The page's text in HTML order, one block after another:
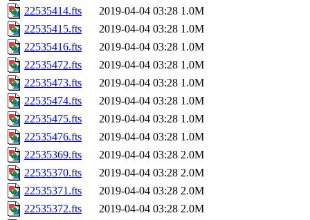
22535414.fts
2019-04-04 03:28 1.0M
22535415.fts
2019-04-04 03:28 1.0M
22535416.fts
2019-04-04 03:28 1.0M
22535472.fts
2019-04-04 03:28 1.0M
22535473.fts
2019-04-04 03:28 1.0M
22535474.fts
2019-04-04 03:28 1.0M
22535475.fts
2019-04-04 03:28 1.0M
22535476.fts
2019-04-04 03:28 1.0M
22535369.fts
2019-04-04 03:28 2.0M
22535370.fts
2019-04-04 03:28 2.0M
22535371.fts
2019-04-04 03:28 2.0M
22535372.fts
2019-04-04 03:28 2.0M